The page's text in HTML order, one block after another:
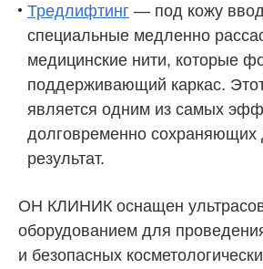
Тредлифтинг — под кожу
специальные медленно
медицинские нити, которые
поддерживающий каркас.
является одним из самых
долговременно сохраняющих
результат.
ОН КЛИНИК оснащен
оборудованием для
и безопасных